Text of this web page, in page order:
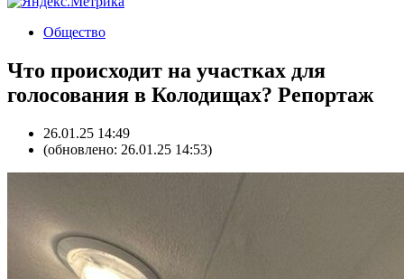
Общество
Что происходит на участках для
голосования в Колодищах? Репортаж
26.01.25 14:49
(обновлено: 26.01.25 14:53)